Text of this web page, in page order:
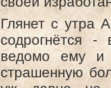
Глянет с утра
содрогнётся
ведомо ему и
страшенную